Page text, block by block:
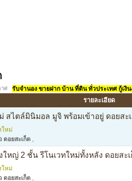
าศ รับจำนอง ขายฝาก บ้าน ที่ดิน ทั่วประเทศ กู้เงิ
รายละเอียด
สไตล์มินิมอล มูจิ พร้อมเข้าอยู่ ดอยสะ
ใหม่
ดอยสะเก็ด ,
ใหญ่ 2 ชั้น รีโนเวทใหม่ทั้งหลัง ดอยสะ
ใหม่
ดอยสะเก็ด ,